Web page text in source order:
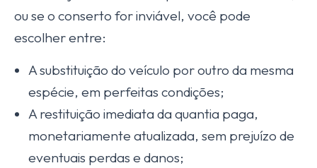
ou se o conserto for inviável, você pode
escolher entre:
A substituição do veículo por outro da mesma
espécie, em perfeitas condições;
A restituição imediata da quantia paga,
monetariamente atualizada, sem prejuízo de
eventuais perdas e danos;